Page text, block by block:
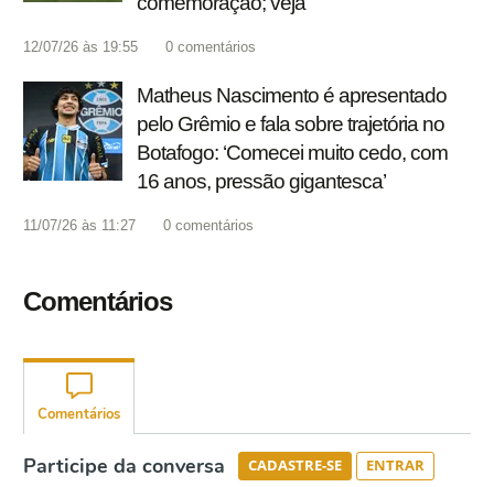
12/07/26 às 19:55 0 comentários
Matheus Nascimento é apresentado
pelo Grêmio e fala sobre trajetória no
Botafogo: ‘Comecei muito cedo, com
16 anos, pressão gigantesca’
11/07/26 às 11:27 0 comentários
Comentários